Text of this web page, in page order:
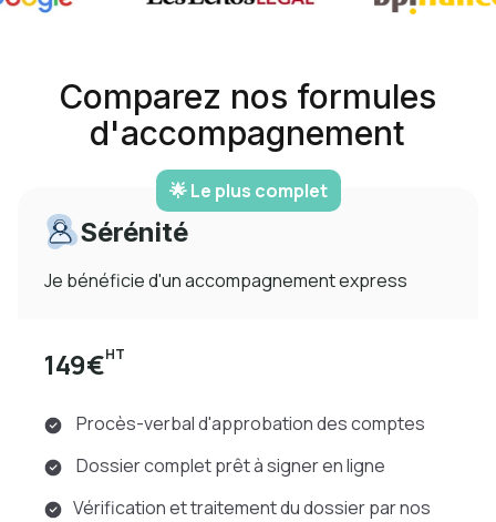
Comparez nos formules
d'accompagnement
🌟 Le plus complet
Sérénité
Je bénéficie d'un accompagnement express
149€HT
Procès-verbal d'approbation des comptes
Dossier complet prêt à signer en ligne
Vérification et traitement du dossier par nos